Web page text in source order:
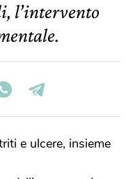
l’intervento
e ulcere, insieme